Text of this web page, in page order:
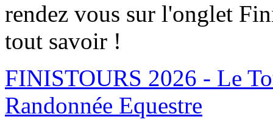
rendez vous sur l'onglet
tout savoir !
FINISTOURS 2026 - Le
Randonnée Equestre